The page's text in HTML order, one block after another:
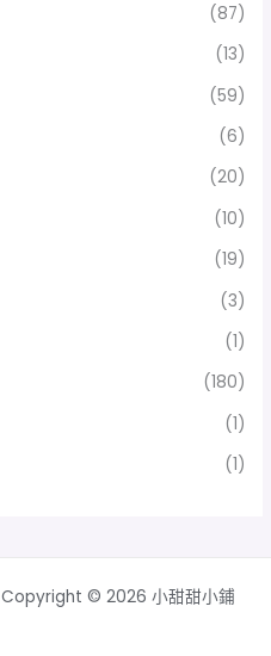
(87)
(13)
(59)
(6)
(20)
(10)
(19)
(3)
(1)
(180)
(1)
(1)
Copyright © 2026 小甜甜小鋪